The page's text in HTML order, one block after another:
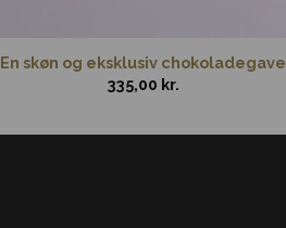
En skøn og eksklusiv chokoladegave
335,00 kr.